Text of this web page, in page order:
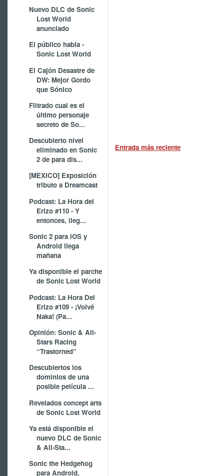
Nuevo DLC de Sonic
Lost World
anunciado
El público habla -
Sonic Lost World
El Cajón Desastre de
DW: Mejor Gordo
que Sónico
Filtrado cual es el
último personaje
secreto de So...
Descubierto nivel
eliminado en Sonic
2 de para dis...
[MEXICO] Exposición
tributo a Dreamcast
Podcast: La Hora del
Erizo #110 - Y
entonces, lleg...
Sonic 2 para iOS y
Android llega
mañana
Ya disponible el parche
de Sonic Lost World
Podcast: La Hora Del
Erizo #109 - ¡Volvé
Naka! (Pa...
Opinión: Sonic & All-
Stars Racing
“Trastorned”
Descubiertos los
dominios de una
posible película ...
Revelados concept arts
de Sonic Lost World
Ya está disponible el
nuevo DLC de Sonic
& All-Sta...
Sonic the Hedgehog
para Android,
Entrada más reciente